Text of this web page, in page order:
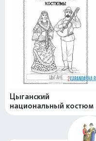
Цыганский
национальный костюм